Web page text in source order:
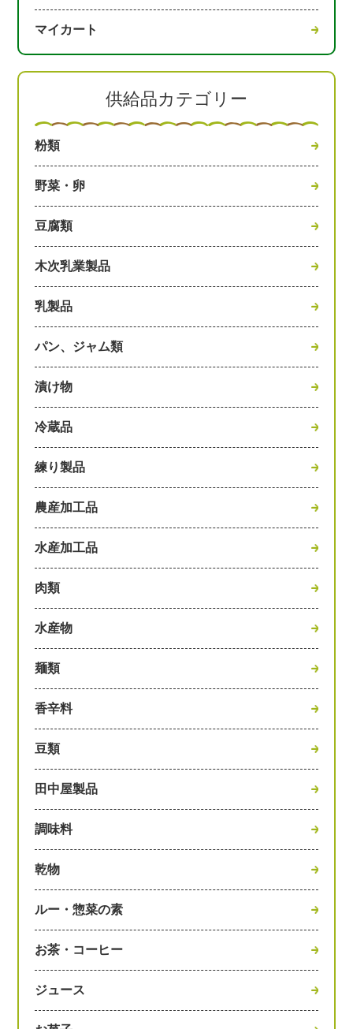
マイカート
供給品カテゴリー
粉類
野菜・卵
豆腐類
木次乳業製品
乳製品
パン、ジャム類
漬け物
冷蔵品
練り製品
農産加工品
水産加工品
肉類
水産物
麺類
香辛料
豆類
田中屋製品
調味料
乾物
ルー・惣菜の素
お茶・コーヒー
ジュース